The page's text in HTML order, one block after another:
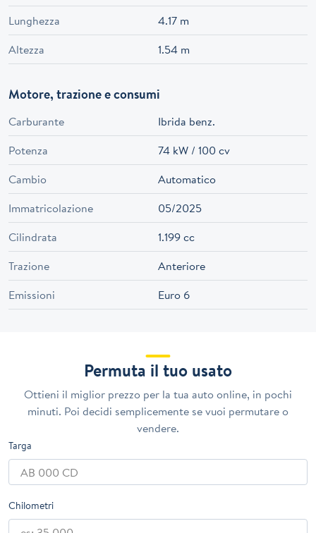
Lunghezza
4.17 m
Altezza
1.54 m
Motore, trazione e consumi
Carburante
Ibrida benz.
Potenza
74 kW / 100 cv
Cambio
Automatico
Immatricolazione
05/2025
Cilindrata
1.199 cc
Trazione
Anteriore
Emissioni
Euro 6
Permuta il tuo usato
Ottieni il miglior prezzo per la tua auto online, in pochi
minuti. Poi decidi semplicemente se vuoi permutare o
vendere.
Targa
Chilometri